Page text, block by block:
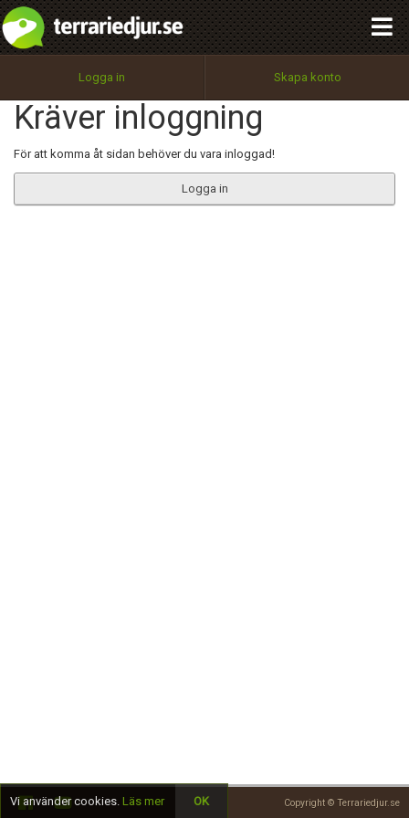
Logga in Skapa konto
Kräver inloggning
För att komma åt sidan behöver du vara inloggad!
Logga in
Copyright © Terrariedjur.se
Utför
100%
OK
integritetspolicy
Namn:
Epost:
Begär nytt lösenord
Tillbaka till förstasidan
Vi använder cookies. Läs mer OK